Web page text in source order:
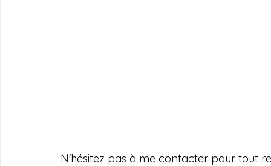
N'hésitez pas à me contacter pour tout